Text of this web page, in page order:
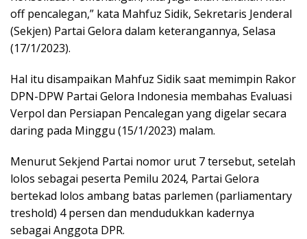
off pencalegan,” kata Mahfuz Sidik, Sekretaris Jenderal
(Sekjen) Partai Gelora dalam keterangannya, Selasa
(17/1/2023).
Hal itu disampaikan Mahfuz Sidik saat memimpin Rakor
DPN-DPW Partai Gelora Indonesia membahas Evaluasi
Verpol dan Persiapan Pencalegan yang digelar secara
daring pada Minggu (15/1/2023) malam.
Menurut Sekjend Partai nomor urut 7 tersebut, setelah
lolos sebagai peserta Pemilu 2024, Partai Gelora
bertekad lolos ambang batas parlemen (parliamentary
treshold) 4 persen dan mendudukkan kadernya
sebagai Anggota DPR.